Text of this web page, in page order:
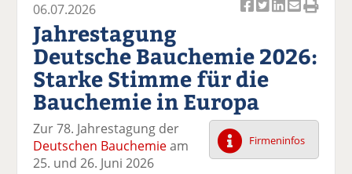
k
el
a
uf
F
ac
e
k
el
t
wi
tt
er
n
k
Li
n
k
k
E
m
ai
k
ck
e
n
06.07.2026
Jahrestagung
Deutsche Bauchemie 2026:
Starke Stimme für die
Bauchemie in Europa
Firmeninfos
Zur 78. Jahrestagung der
Deutschen Bauchemieam
25. und 26. Juni 2026